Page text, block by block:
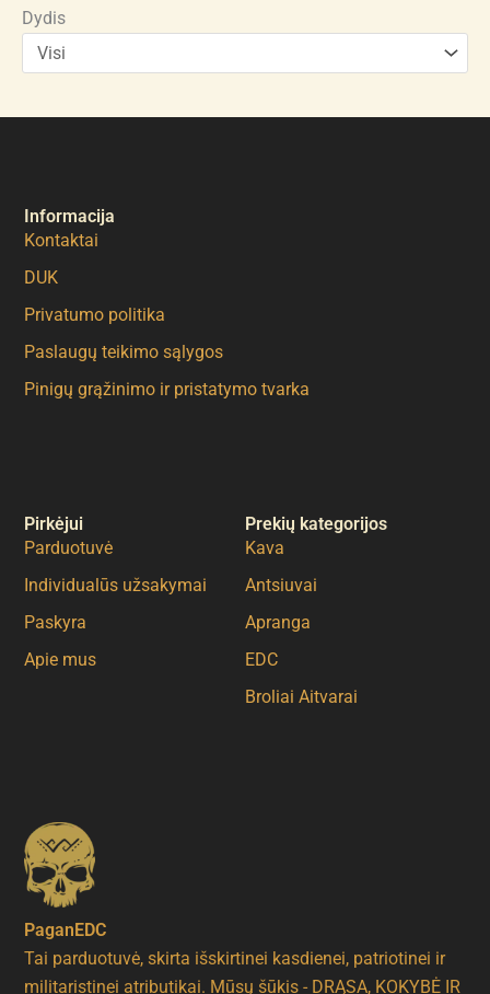
Dydis
PaganEDC
Tai parduotuvė, skirta išskirtinei kasdienei, patriotinei ir
militaristinei atributikai. Mūsų šūkis - DRĄSA, KOKYBĖ IR
Pirkėjui
Parduotuvė
Individualūs užsakymai
Paskyra
Apie mus
Prekių kategorijos
Kava
Antsiuvai
Apranga
EDC
Broliai Aitvarai
Informacija
Kontaktai
DUK
Privatumo politika
Paslaugų teikimo sąlygos
Pinigų grąžinimo ir pristatymo tvarka